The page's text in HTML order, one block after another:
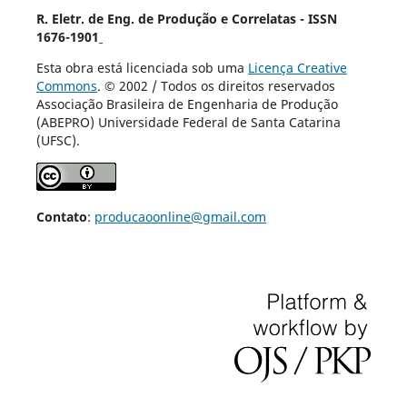
R. Eletr. de Eng. de Produção e Correlatas - ISSN
1676-1901
Esta obra está licenciada sob uma Licença Creative
Commons. © 2002 / Todos os direitos reservados
Associação Brasileira de Engenharia de Produção
(ABEPRO) Universidade Federal de Santa Catarina
(UFSC).
Contato: producaoonline@gmail.com